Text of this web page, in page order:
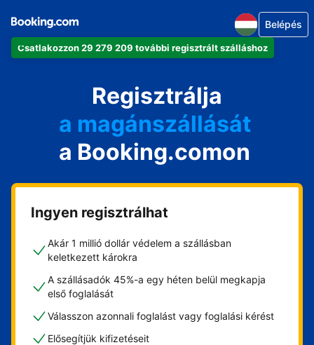
Csatlakozzon 29 279 209 további regisztrált szálláshoz
Belépés
Regisztrálja
az apartmanját
a szállodáját
a magánszállását
a vendégházát
a házát
a Booking.comon
Ingyen regisztrálhat
Akár 1 millió dollár védelem a szállásban
keletkezett károkra
A szállásadók 45%-a egy héten belül megkapja
első foglalását
Válasszon azonnali foglalást vagy foglalási kérést
Elősegítjük kifizetéseit